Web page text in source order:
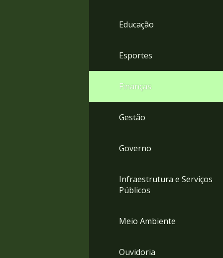
Educação
Esportes
Finanças
Gestão
Governo
Infraestrutura e Serviços
Públicos
Meio Ambiente
Ouvidoria